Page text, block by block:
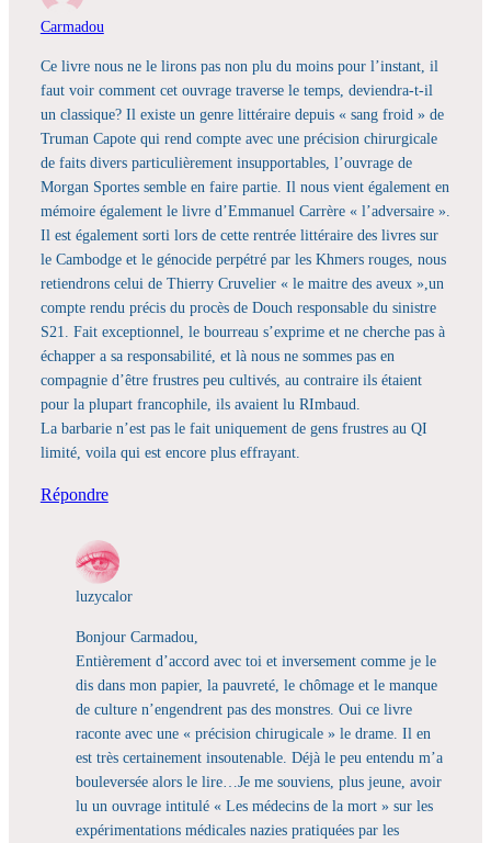
Carmadou
Ce livre nous ne le lirons pas non plu du moins pour l’instant, il
faut voir comment cet ouvrage traverse le temps, deviendra-t-il
un classique? Il existe un genre littéraire depuis « sang froid » de
Truman Capote qui rend compte avec une précision chirurgicale
de faits divers particulièrement insupportables, l’ouvrage de
Morgan Sportes semble en faire partie. Il nous vient également en
mémoire également le livre d’Emmanuel Carrère « l’adversaire ».
Il est également sorti lors de cette rentrée littéraire des livres sur
le Cambodge et le génocide perpétré par les Khmers rouges, nous
retiendrons celui de Thierry Cruvelier « le maitre des aveux »,un
compte rendu précis du procès de Douch responsable du sinistre
S21. Fait exceptionnel, le bourreau s’exprime et ne cherche pas à
échapper a sa responsabilité, et là nous ne sommes pas en
compagnie d’être frustres peu cultivés, au contraire ils étaient
pour la plupart francophile, ils avaient lu RImbaud.
La barbarie n’est pas le fait uniquement de gens frustres au QI
limité, voila qui est encore plus effrayant.
Répondre
luzycalor
Bonjour Carmadou,
Entièrement d’accord avec toi et inversement comme je le
dis dans mon papier, la pauvreté, le chômage et le manque
de culture n’engendrent pas des monstres. Oui ce livre
raconte avec une « précision chirugicale » le drame. Il en
est très certainement insoutenable. Déjà le peu entendu m’a
bouleversée alors le lire…Je me souviens, plus jeune, avoir
lu un ouvrage intitulé « Les médecins de la mort » sur les
expérimentations médicales nazies pratiquées par les